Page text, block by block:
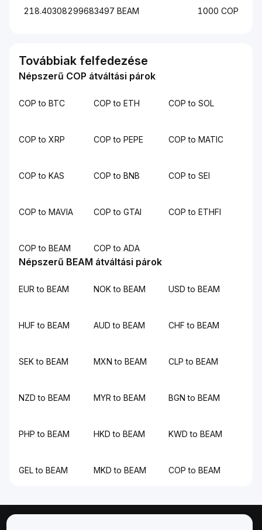
218.40308299683497 BEAM 1000 COP
Továbbiak felfedezése
Népszerű COP átváltási párok
COP to BTC COP to ETH COP to SOL
COP to XRP COP to PEPE COP to MATIC
COP to KAS COP to BNB COP to SEI
COP to MAVIA COP to GTAI COP to ETHFI
COP to BEAM COP to ADA
Népszerű BEAM átváltási párok
EUR to BEAM NOK to BEAM USD to BEAM
HUF to BEAM AUD to BEAM CHF to BEAM
SEK to BEAM MXN to BEAM CLP to BEAM
NZD to BEAM MYR to BEAM BGN to BEAM
PHP to BEAM HKD to BEAM KWD to BEAM
GEL to BEAM MKD to BEAM COP to BEAM